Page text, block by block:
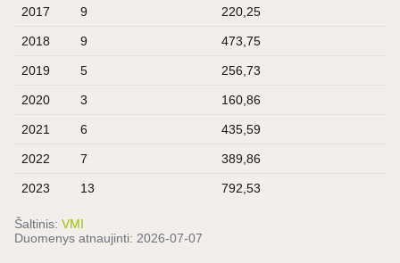
2017 9 220,25
2018 9 473,75
2019 5 256,73
2020 3 160,86
2021 6 435,59
2022 7 389,86
2023 13 792,53
Šaltinis: VMI
Duomenys atnaujinti: 2026-07-07